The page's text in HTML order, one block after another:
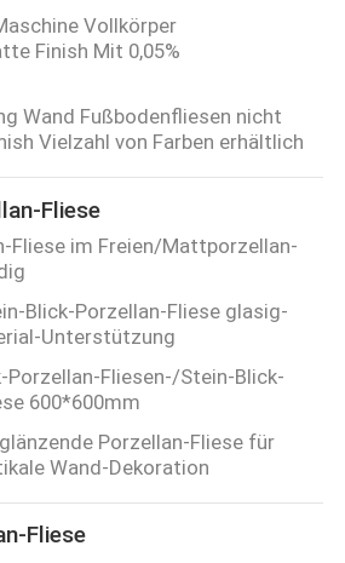
Vollkörper
Finish Mit 0,05%
Wand Fußbodenfliesen nicht
Vielzahl von Farben erhältlich
Fliese
Fliese im Freien/Mattporzellan-
Blick-Porzellan-Fliese glasig-
Unterstützung
Porzellan-Fliesen-/Stein-Blick-
600*600mm
Porzellan-Fliese für
Wand-Dekoration
Fliese